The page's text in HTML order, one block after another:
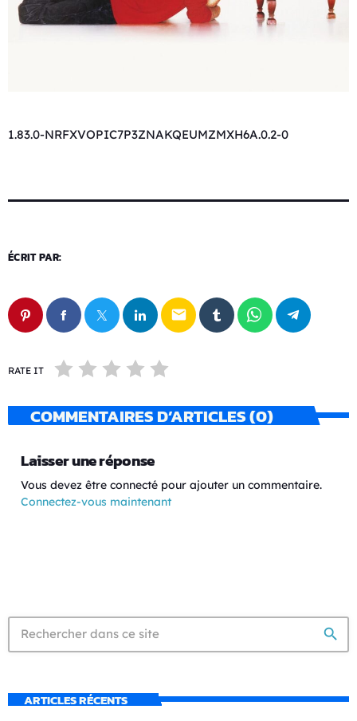
1.83.0-NRFXVOPIC7P3ZNAKQEUMZMXH6A.0.2-0
ÉCRIT PAR:
email
RATE IT
COMMENTAIRES D’ARTICLES (0)
Laisser une réponse
Vous devez être connecté pour ajouter un commentaire.
Connectez-vous maintenant
search
ARTICLES RÉCENTS